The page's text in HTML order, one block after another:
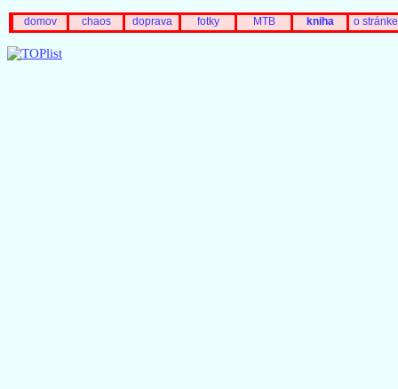
domov chaos doprava fotky MTB kniha o stránke